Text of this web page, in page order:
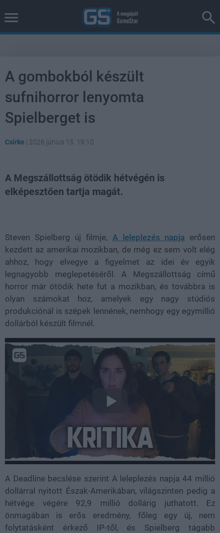
A gombokból készült
sufnihorror lenyomta
Spielberget is
Csirke | 2026 június 15. 19:10
A Megszállottság ötödik hétvégén is
elképesztően tartja magát.
Steven Spielberg új filmje, A leleplezés napja erősen
kezdett az amerikai mozikban, de még ez sem volt elég
ahhoz, hogy elvegye a figyelmet az idei év egyik
legnagyobb meglepetéséről. A Megszállottság című
horror már ötödik hete fut a mozikban, és továbbra is
olyan számokat hoz, amelyek egy nagy stúdiós
produkciónál is szépek lennének, nemhogy egy egymillió
dollárból készült filmnél.
A Deadline becslése szerint A leleplezés napja 44 millió
dollárral nyitott Észak-Amerikában, világszinten pedig a
hétvége végére 92,9 millió dollárig juthatott. Ez
önmagában is erős eredmény, főleg egy új, nem
folytatásként érkező IP-től, és Spielberg tágabb